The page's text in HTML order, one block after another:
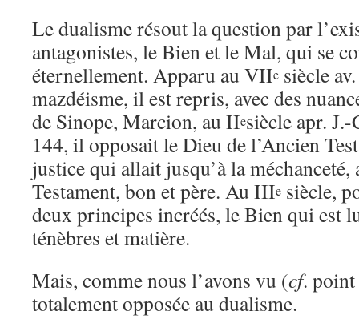
Le dualisme résout la question par
antagonistes, le Bien et le Mal, qui se
éternellement. Apparu au VIIe siècle
mazdéisme, il est repris, avec des
de Sinope, Marcion, au IIesiècle apr.
144, il opposait le Dieu de l’Ancien
justice qui allait jusqu’à la
Testament, bon et père. Au IIIe siècle,
deux principes incréés, le Bien qui est
ténèbres et matière.
Mais, comme nous l’avons vu (cf.
totalement opposée au dualisme.